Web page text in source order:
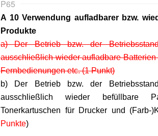
P65
A 10 Verwendung aufladbarer bzw.
Produkte
a) Der Betrieb bzw. der
ausschließlich wieder aufladbare Batterien
Fernbedienungen etc. (1 Punkt)
b) Der Betrieb bzw. der
ausschließlich wieder
befüllbare
Tonerkartuschen für Drucker und (Farb-
Punkte)